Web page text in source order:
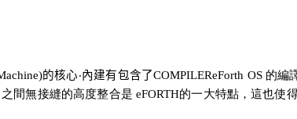
的核心‧內建有包含了COMPILEReForth OS 的編
之間無接縫的高度整合是 eFORTH的一大特點，這也